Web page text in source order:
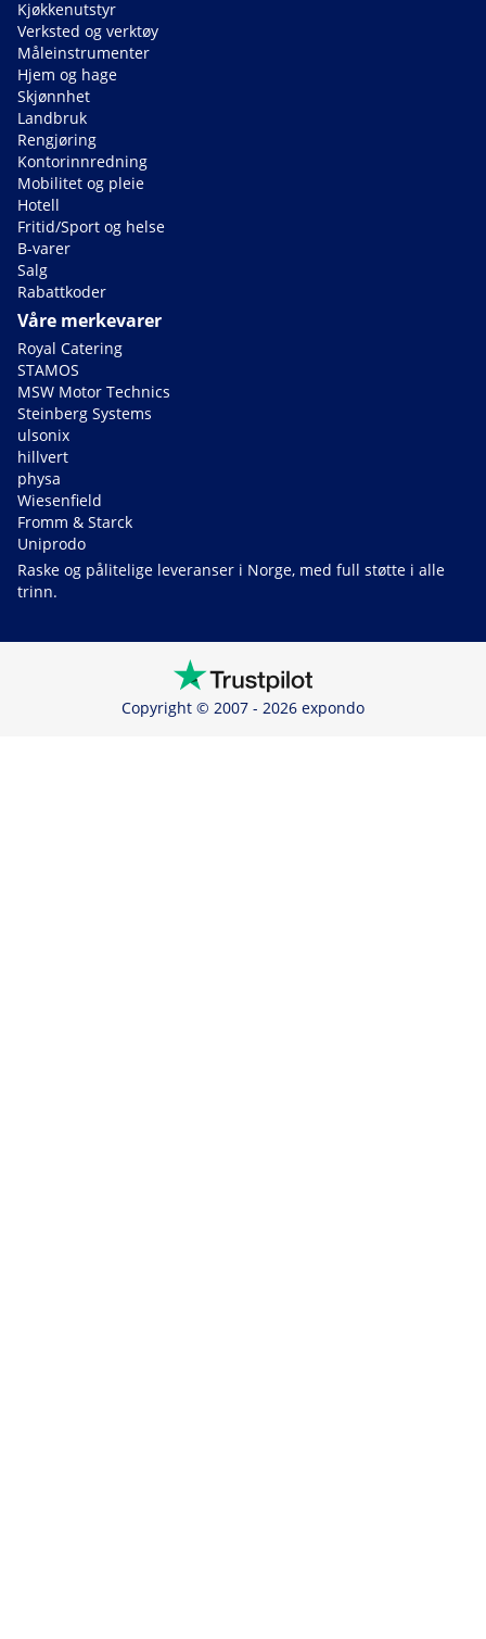
Kjøkkenutstyr
Verksted og verktøy
Måleinstrumenter
Hjem og hage
Skjønnhet
Landbruk
Rengjøring
Kontorinnredning
Mobilitet og pleie
Hotell
Fritid/Sport og helse
B-varer
Salg
Rabattkoder
Våre merkevarer
Royal Catering
STAMOS
MSW Motor Technics
Steinberg Systems
ulsonix
hillvert
physa
Wiesenfield
Fromm & Starck
Uniprodo
Raske og pålitelige leveranser i Norge, med full støtte i alle
trinn.
Copyright © 2007 - 2026 expondo